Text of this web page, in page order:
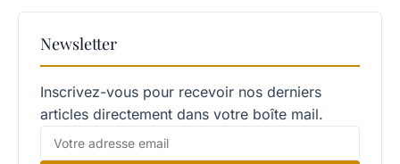
Newsletter
Inscrivez-vous pour recevoir nos derniers
articles directement dans votre boîte mail.